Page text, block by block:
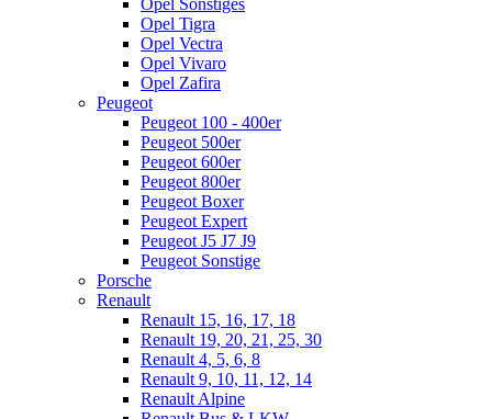
Opel Sonstiges
Opel Tigra
Opel Vectra
Opel Vivaro
Opel Zafira
Peugeot
Peugeot 100 - 400er
Peugeot 500er
Peugeot 600er
Peugeot 800er
Peugeot Boxer
Peugeot Expert
Peugeot J5 J7 J9
Peugeot Sonstige
Porsche
Renault
Renault 15, 16, 17, 18
Renault 19, 20, 21, 25, 30
Renault 4, 5, 6, 8
Renault 9, 10, 11, 12, 14
Renault Alpine